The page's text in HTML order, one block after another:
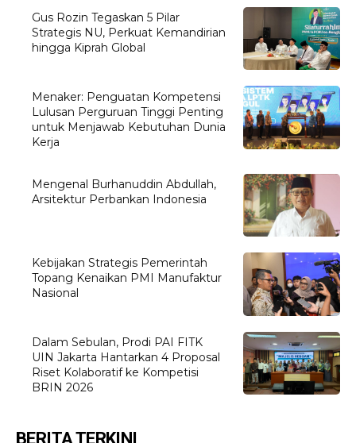
Gus Rozin Tegaskan 5 Pilar
Strategis NU, Perkuat Kemandirian
hingga Kiprah Global
Menaker: Penguatan Kompetensi
Lulusan Perguruan Tinggi Penting
untuk Menjawab Kebutuhan Dunia
Kerja
Mengenal Burhanuddin Abdullah,
Arsitektur Perbankan Indonesia
Kebijakan Strategis Pemerintah
Topang Kenaikan PMI Manufaktur
Nasional
Dalam Sebulan, Prodi PAI FITK
UIN Jakarta Hantarkan 4 Proposal
Riset Kolaboratif ke Kompetisi
BRIN 2026
BERITA TERKINI